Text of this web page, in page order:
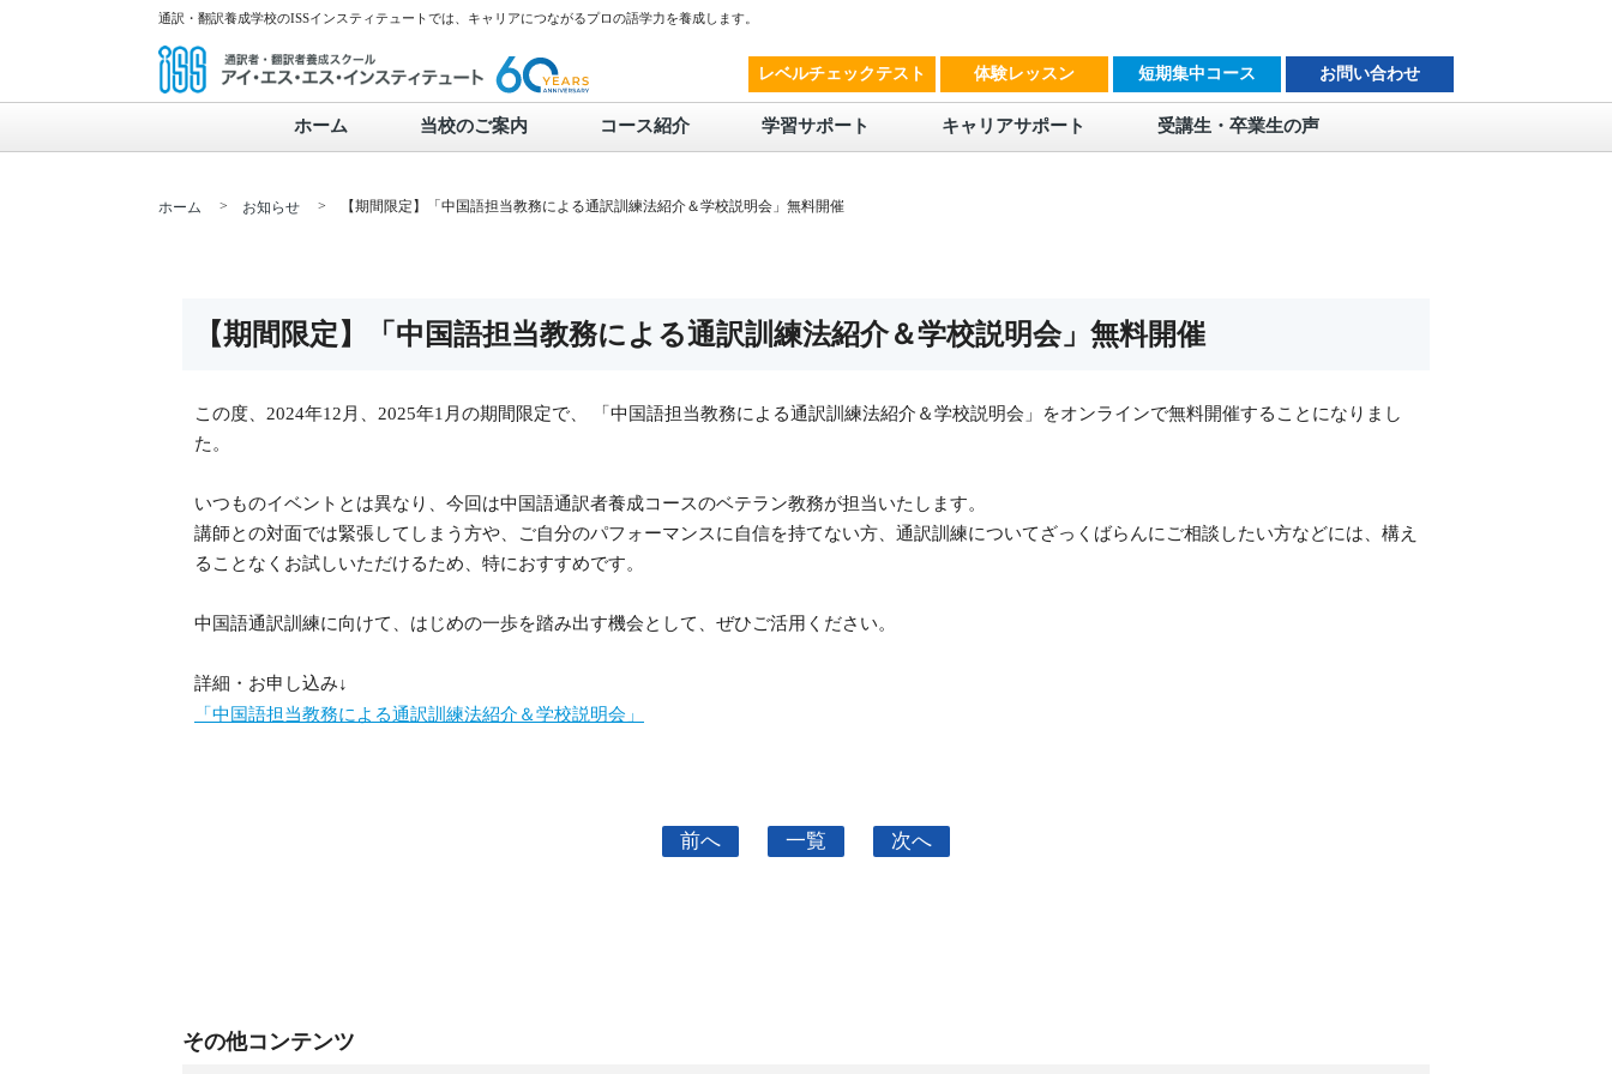
通訳・翻訳養成学校のISSインスティテュートでは、キャリアにつながるプロの語学力を養成します。
レベルチェックテスト 体験レッスン 短期集中コース お問い合わせ
ホーム 当校のご案内 コース紹介 学習サポート キャリアサポート 受講生・卒業生の声
ホーム > お知らせ > 【期間限定】「中国語担当教務による通訳訓練法紹介＆学校説明会」無料開催
【期間限定】「中国語担当教務による通訳訓練法紹介＆学校説明会」無料開催
この度、2024年12月、2025年1月の期間限定で、 「中国語担当教務による通訳訓練法紹介＆学校説明会」をオンラインで無料開催することになりまし
た。
いつものイベントとは異なり、今回は中国語通訳者養成コースのベテラン教務が担当いたします。
講師との対面では緊張してしまう方や、ご自分のパフォーマンスに自信を持てない方、通訳訓練についてざっくばらんにご相談したい方などには、構え
ることなくお試しいただけるため、特におすすめです。
中国語通訳訓練に向けて、はじめの一歩を踏み出す機会として、ぜひご活用ください。
詳細・お申し込み↓
「中国語担当教務による通訳訓練法紹介＆学校説明会」
前へ 一覧 次へ
その他コンテンツ